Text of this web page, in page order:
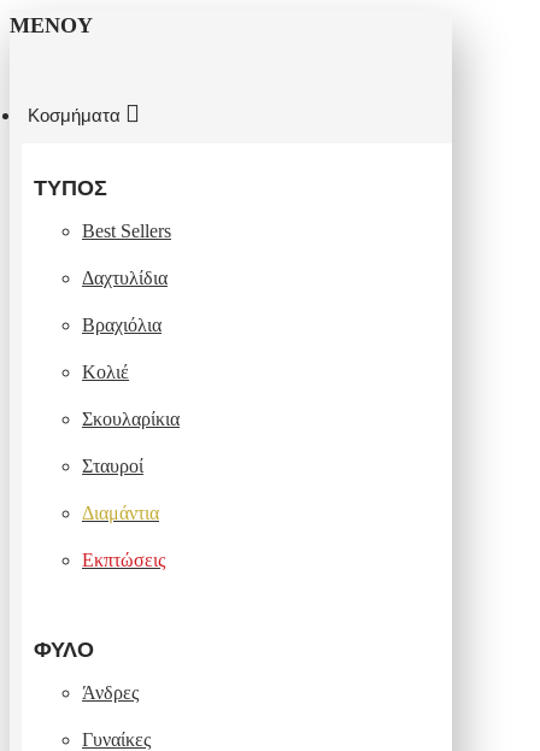
ΜΕΝΟΎ
Κοσμήματα
ΤΎΠΟΣ
Best Sellers
Δαχτυλίδια
Βραχιόλια
Κολιέ
Σκουλαρίκια
Σταυροί
Διαμάντια
Εκπτώσεις
ΦΎΛΟ
Άνδρες
Γυναίκες